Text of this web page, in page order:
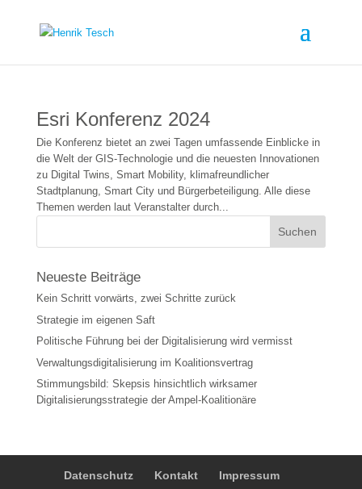
Esri Konferenz 2024
Die Konferenz bietet an zwei Tagen umfassende Einblicke in
die Welt der GIS-Technologie und die neuesten Innovationen
zu Digital Twins, Smart Mobility, klimafreundlicher
Stadtplanung, Smart City und Bürgerbeteiligung. Alle diese
Themen werden laut Veranstalter durch...
Neueste Beiträge
Kein Schritt vorwärts, zwei Schritte zurück
Strategie im eigenen Saft
Politische Führung bei der Digitalisierung wird vermisst
Verwaltungsdigitalisierung im Koalitionsvertrag
Stimmungsbild: Skepsis hinsichtlich wirksamer
Digitalisierungsstrategie der Ampel-Koalitionäre
Datenschutz Kontakt Impressum